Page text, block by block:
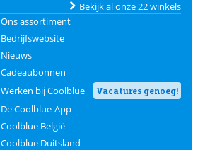
Bekijk al onze 22 winkels
Ons assortiment
Bedrijfswebsite
Nieuws
Cadeaubonnen
Werken bij Coolblue
Vacatures genoeg!
De Coolblue-App
Coolblue België
Coolblue Duitsland